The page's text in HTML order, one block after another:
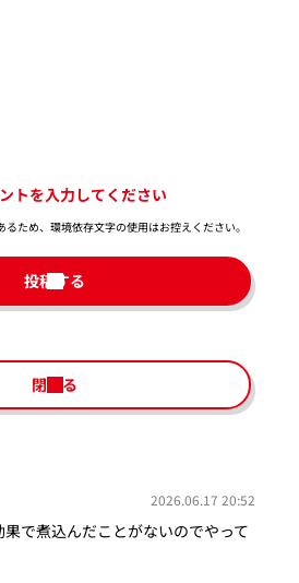
トを入力してください
ため、環境依存文字の使用はお控えください。​
投稿する
閉じる
2026.06.17 20:52
で煮込んだことがないのでやって